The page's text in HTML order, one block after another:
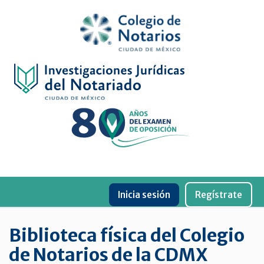
Física
Jurídica
virtual
de
Inicia sesión Regístrate
Biblioteca física del Colegio
de Notarios de la CDMX